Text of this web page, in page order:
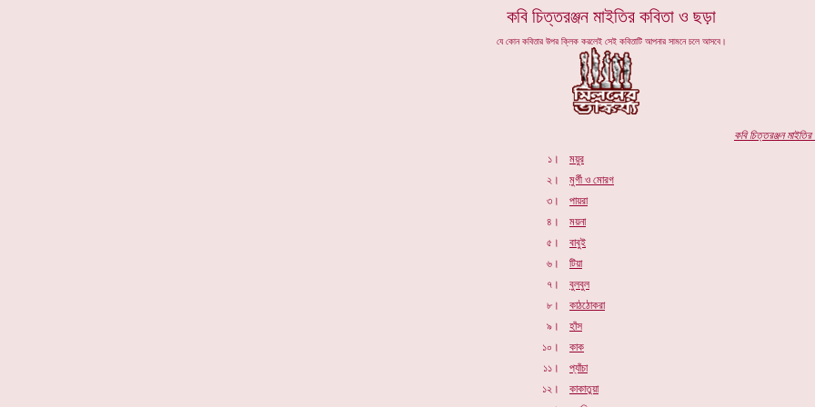
কবি চিত্তরঞ্জন মাইতির কবিতা ও ছড়া
যে কোন কবিতার উপর ক্লিক করলেই সেই কবিতাটি আপনার সামনে চলে আসবে।
ময়ুর
মুর্গী ও মোরগ
পায়রা
ময়না
বাবুই
টিয়া
বুলবুল
কাঠঠোকরা
হাঁস
কাক
প্যাঁচা
কাকাতুয়া
১।
২।
৩।
৪।
৫।
৬।
৭।
৮।
৯।
১০।
১১।
১২।
কবিচিত্তরঞ্জন মাইতির